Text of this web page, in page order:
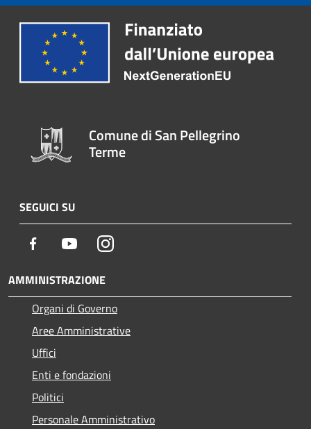
Comune di San Pellegrino
Terme
SEGUICI SU
Facebook YoutubeInstagram
AMMINISTRAZIONE
Organi di Governo
Aree Amministrative
Uffici
Enti e fondazioni
Politici
Personale Amministrativo